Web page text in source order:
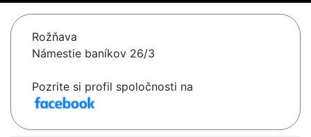
Rožňava
Námestie baníkov 26/3
Pozrite si profil spoločnosti na